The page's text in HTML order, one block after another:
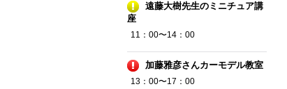
遠藤大樹先生のミニチュア講
座
11：00〜14：00
加藤雅彦さんカーモデル教室
13：00〜17：00